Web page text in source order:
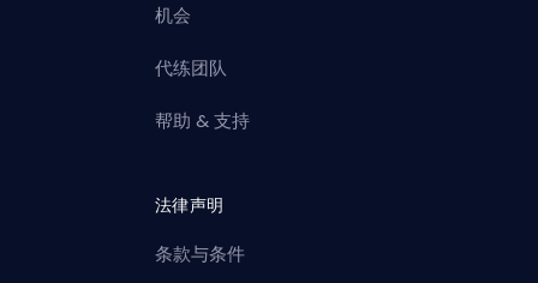
机会
代练团队
帮助 & 支持
法律声明
条款与条件